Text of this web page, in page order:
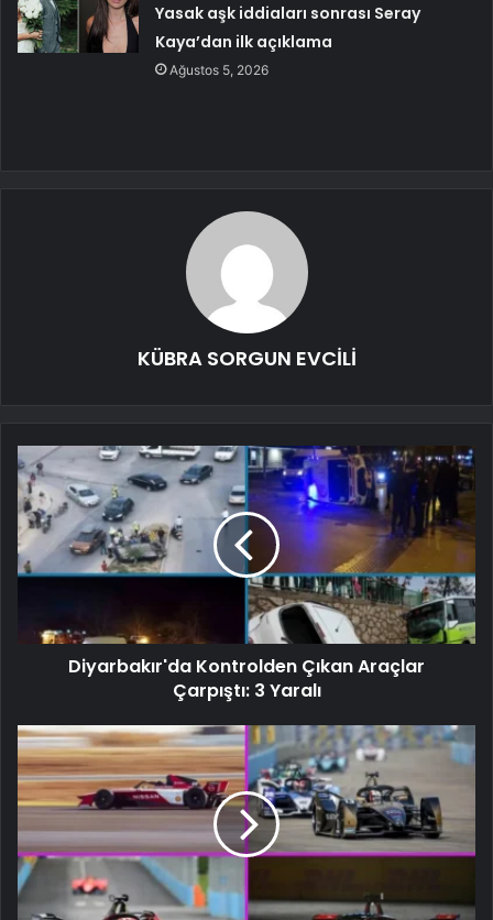
Yasak aşk iddiaları sonrası Seray
Kaya’dan ilk açıklama
Ağustos 5, 2026
KÜBRA SORGUN EVCİLİ
Diyarbakır'da Kontrolden Çıkan Araçlar
Çarpıştı: 3 Yaralı